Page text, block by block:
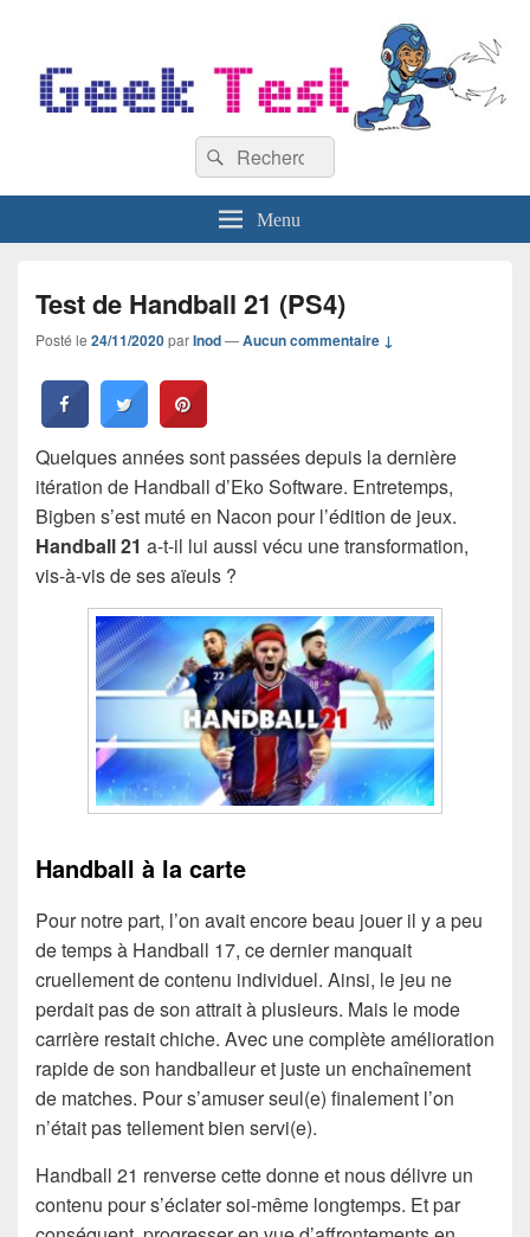
Recherche :
Rechercher
Menu
Test de Handball 21 (PS4)
Posté le 24/11/2020parInod—Aucun commentaire ↓
Quelques années sont passées depuis la dernière
itération de Handball d’Eko Software. Entretemps,
Bigben s’est muté en Nacon pour l’édition de jeux.
Handball 21 a-t-il lui aussi vécu une transformation,
vis-à-vis de ses aïeuls ?
Handball à la carte
Pour notre part, l’on avait encore beau jouer il y a peu
de temps à Handball 17, ce dernier manquait
cruellement de contenu individuel. Ainsi, le jeu ne
perdait pas de son attrait à plusieurs. Mais le mode
carrière restait chiche. Avec une complète amélioration
rapide de son handballeur et juste un enchaînement
de matches. Pour s’amuser seul(e) finalement l’on
n’était pas tellement bien servi(e).
Handball 21 renverse cette donne et nous délivre un
contenu pour s’éclater soi-même longtemps. Et par